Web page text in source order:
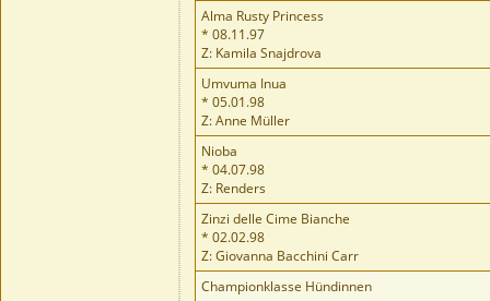
Alma Rusty Princess
* 08.11.97
Z: Kamila Snajdrova
Umvuma Inua
* 05.01.98
Z: Anne Müller
Nioba
* 04.07.98
Z: Renders
Zinzi delle Cime Bianche
* 02.02.98
Z: Giovanna Bacchini Carr
Championklasse Hündinnen